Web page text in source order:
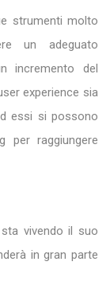
strumenti molto
un adeguato
incremento del
experience sia
essi si possono
per raggiungere
vivendo il suo
in gran parte